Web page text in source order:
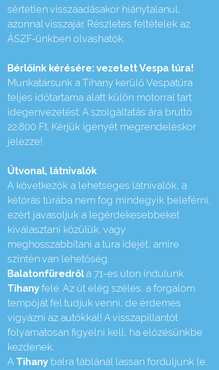
sértetlen visszaadásakor hiánytalanul,
azonnal visszajár. Részletes feltételek az
ÁSZF-ünkben olvashatók.
Bérlőink kérésére: vezetett Vespa túra!
Munkatársunk a Tihany kerülő Vespatúra
teljes időtartama alatt külön motorral tart
idegenvezetést. A szolgáltatás ára bruttó
22.800 Ft. Kérjük igényét megrendeléskor
jelezze!
Útvonal, látnivalók
A következők a lehetséges látnivalók, a
kétórás túrába nem fog mindegyik beleférni,
ezért javasoljuk a legérdekesebbeket
kiválasztani közülük, vagy
meghosszabbítani a túra idejét, amire
szintén van lehetőség.
Balatonfüredről a 71-es úton indulunk
Tihanyfelé. Az út elég széles, a forgalom
tempóját fel tudjuk venni, de érdemes
vigyázni az autókkal! A visszapillantót
folyamatosan figyelni kell, ha előzésünkbe
kezdenek.
A Tihany balra táblánál lassan forduljunk le,